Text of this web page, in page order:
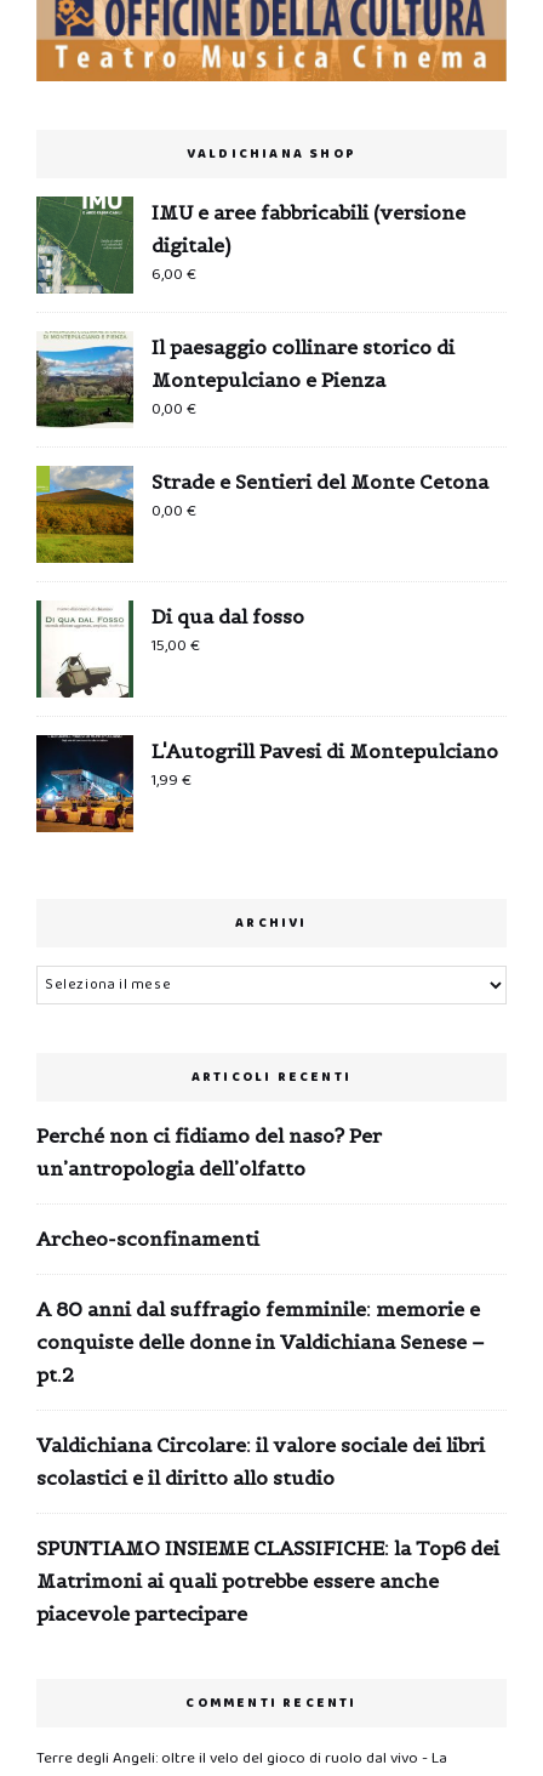
VALDICHIANA SHOP
IMU e aree fabbricabili (versione
digitale)
6,00€
Il paesaggio collinare storico di
Montepulciano e Pienza
0,00€
Strade e Sentieri del Monte Cetona
0,00€
Di qua dal fosso
15,00€
L'Autogrill Pavesi di Montepulciano
1,99€
ARCHIVI
Archivi
ARTICOLI RECENTI
Perché non ci fidiamo del naso? Per
un’antropologia dell’olfatto
Archeo-sconfinamenti
A 80 anni dal suffragio femminile: memorie e
conquiste delle donne in Valdichiana Senese –
pt.2
Valdichiana Circolare: il valore sociale dei libri
scolastici e il diritto allo studio
SPUNTIAMO INSIEME CLASSIFICHE: la Top6 dei
Matrimoni ai quali potrebbe essere anche
piacevole partecipare
COMMENTI RECENTI
Terre degli Angeli: oltre il velo del gioco di ruolo dal vivo - La